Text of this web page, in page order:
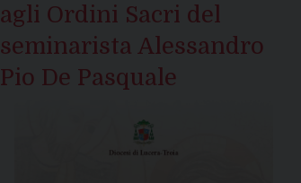
agli Ordini Sacri del
seminarista Alessandro
Pio De Pasquale